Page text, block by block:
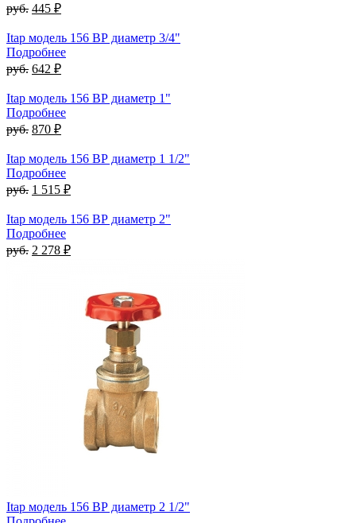
руб. 445 ₽
Itap модель 156 ВР диаметр 3/4"
Подробнее
руб. 642 ₽
Itap модель 156 ВР диаметр 1"
Подробнее
руб. 870 ₽
Itap модель 156 ВР диаметр 1 1/2"
Подробнее
руб. 1 515 ₽
Itap модель 156 ВР диаметр 2"
Подробнее
руб. 2 278 ₽
Itap модель 156 ВР диаметр 2 1/2"